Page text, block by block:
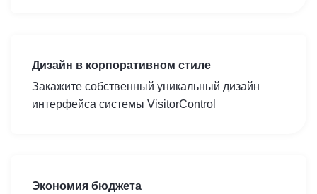
Дизайн в корпоративном стиле
Закажите собственный уникальный дизайн
интерфейса системы VisitorControl
Экономия бюджета